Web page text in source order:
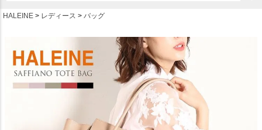
HALEINE レディース バッグ